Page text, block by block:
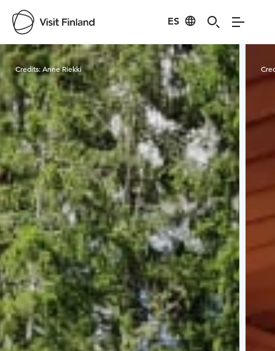
ES
Visit Finland
Credits:Anne Riekki